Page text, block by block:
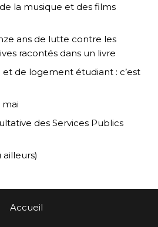
la musique et des films
ans de lutte contre les
racontés dans un livre
de logement étudiant : c’est
mai
des Services Publics
ailleurs)
Accueil